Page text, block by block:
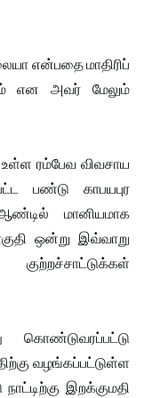
என்பதை மாதிரிப்
என அவர் மேலும்
ரம்பேவ விவசாய
பண்டு காபயபுர
மானியமாக
ஒன்று இவ்வாறு
கொண்டுவரப்பட்டு
வழங்கப்பட்டுள்ள
இறக்குமதி